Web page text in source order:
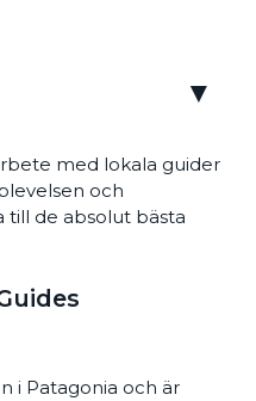
med lokala guider
och
till de absolut bästa
i Patagonia och är